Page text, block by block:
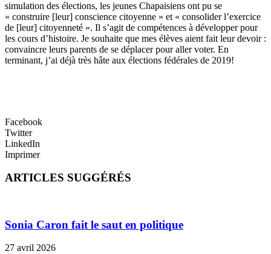
simulation des élections, les jeunes Chapaisiens ont pu se
« construire [leur] conscience citoyenne » et « consolider l’exercice
de [leur] citoyenneté ». Il s’agit de compétences à développer pour
les cours d’histoire. Je souhaite que mes élèves aient fait leur devoir :
convaincre leurs parents de se déplacer pour aller voter. En
terminant, j’ai déjà très hâte aux élections fédérales de 2019!
Facebook
Twitter
LinkedIn
Imprimer
ARTICLES SUGGÉRÉS
Sonia Caron fait le saut en politique
27 avril 2026